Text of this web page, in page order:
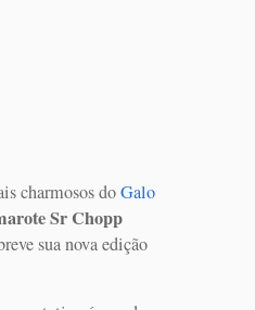
charmosos doGalo
Sr Chopp
sua nova edição